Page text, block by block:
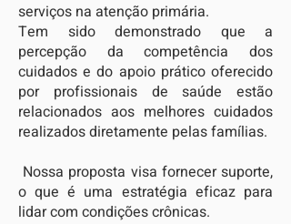
serviços na atenção primária.
Tem sido demonstrado que a
percepção da competência dos
cuidados e do apoio prático oferecido
por profissionais de saúde estão
relacionados aos melhores cuidados
realizados diretamente pelas famílias.
Nossa proposta visa fornecer suporte,
o que é uma estratégia eficaz para
lidar com condições crônicas.